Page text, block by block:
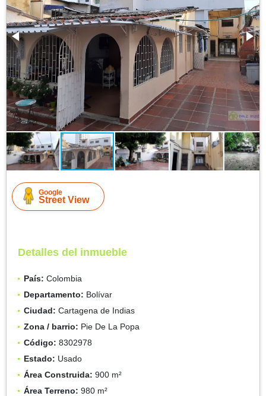
Google
Street View
Detalles del inmueble
País: Colombia
Departamento: Bolívar
Ciudad: Cartagena de Indias
Zona / barrio: Pie De La Popa
Código: 8302978
Estado: Usado
Área Construida: 900 m²
Área Terreno: 980 m²